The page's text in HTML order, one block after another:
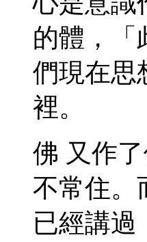
的體，「
們現在思
裡。
佛 又作
不常住。
已經講過